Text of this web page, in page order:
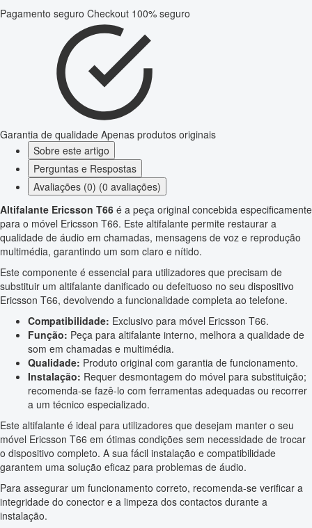
Pagamento seguro Checkout 100% seguro
Garantia de qualidade Apenas produtos originais
Sobre este artigo
Perguntas e Respostas
Avaliações (0) (0 avaliações)
Altifalante Ericsson T66 é a peça original concebida especificamente
para o móvel Ericsson T66. Este altifalante permite restaurar a
qualidade de áudio em chamadas, mensagens de voz e reprodução
multimédia, garantindo um som claro e nítido.
Este componente é essencial para utilizadores que precisam de
substituir um altifalante danificado ou defeituoso no seu dispositivo
Ericsson T66, devolvendo a funcionalidade completa ao telefone.
Compatibilidade: Exclusivo para móvel Ericsson T66.
Função: Peça para altifalante interno, melhora a qualidade de
som em chamadas e multimédia.
Qualidade: Produto original com garantia de funcionamento.
Instalação: Requer desmontagem do móvel para substituição;
recomenda-se fazê-lo com ferramentas adequadas ou recorrer
a um técnico especializado.
Este altifalante é ideal para utilizadores que desejam manter o seu
móvel Ericsson T66 em ótimas condições sem necessidade de trocar
o dispositivo completo. A sua fácil instalação e compatibilidade
garantem uma solução eficaz para problemas de áudio.
Para assegurar um funcionamento correto, recomenda-se verificar a
integridade do conector e a limpeza dos contactos durante a
instalação.